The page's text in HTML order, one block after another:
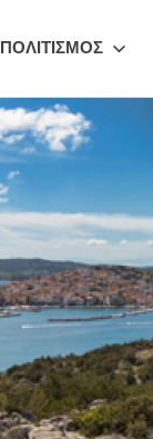
ΠΟΛΙΤΙΣΜΟΣ